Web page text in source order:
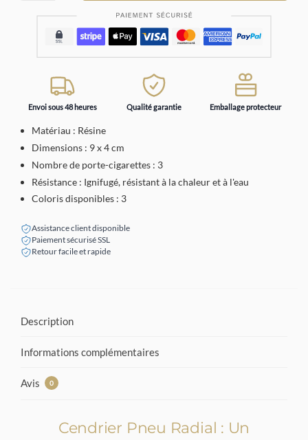
Envoi sous 48 heures Qualité garantie Emballage protecteur
Matériau : Résine
Dimensions : 9 x 4 cm
Nombre de porte-cigarettes : 3
Résistance : Ignifugé, résistant à la chaleur et à l'eau
Coloris disponibles : 3
Assistance client disponible
Paiement sécurisé SSL
Retour facile et rapide
Description
Informations complémentaires
Avis 0
Cendrier Pneu Radial : Un